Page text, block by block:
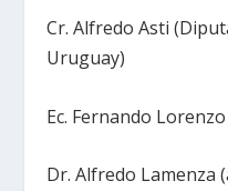
Cr. Alfredo Asti
Uruguay)
Ec. Fernando
Dr. Alfredo Lamenza